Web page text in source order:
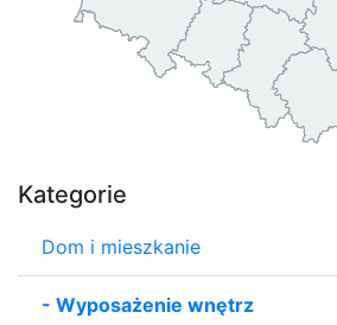
Kategorie
Dom i mieszkanie
- Wyposażenie wnętrz